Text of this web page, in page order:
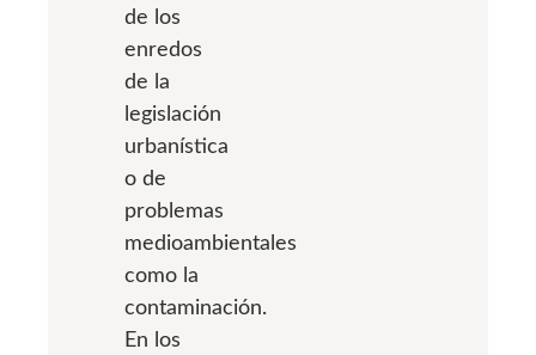
de los
enredos
de la
legislación
urbanística
o de
problemas
medioambientales
como la
contaminación.
En los